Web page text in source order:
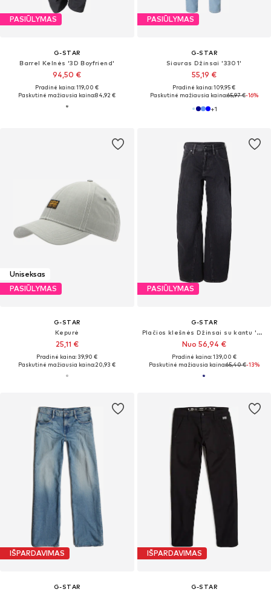
PASIŪLYMAS
G-STAR
Barrel Kelnės '3D Boyfriend'
94,50 €
Pradinė kaina: 119,00 €
Paskutinė mažiausia kaina:84,92 €
PASIŪLYMAS
G-STAR
Siauras Džinsai '3301'
55,19 €
Pradinė kaina: 109,95 €
Paskutinė mažiausia kaina:65,97 €-16%
+1
Uniseksas
PASIŪLYMAS
G-STAR
Kepurė
25,11 €
Pradinė kaina: 39,90 €
Paskutinė mažiausia kaina:20,93 €
PASIŪLYMAS
G-STAR
Plačios klešnės Džinsai su kantu 'Contor'
Nuo 56,94 €
Pradinė kaina: 139,00 €
Paskutinė mažiausia kaina:65,40 €-13%
IŠPARDAVIMAS
G-STAR
IŠPARDAVIMAS
G-STAR